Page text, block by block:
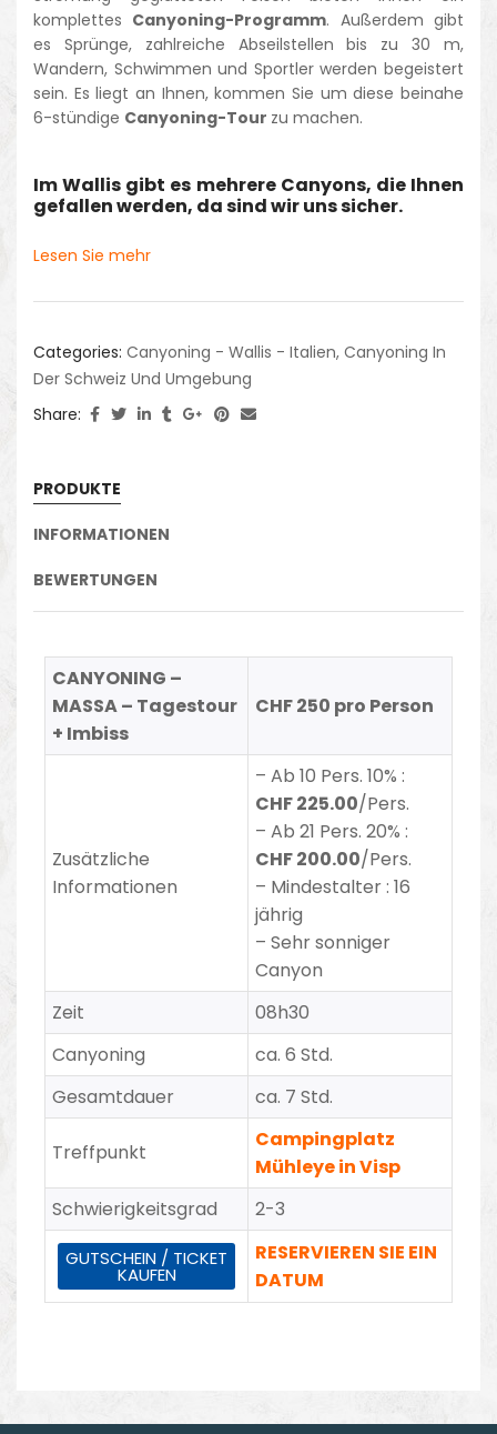
komplettes Canyoning-Programm. Außerdem gibt
es Sprünge, zahlreiche Abseilstellen bis zu 30 m,
Wandern, Schwimmen und Sportler werden begeistert
sein. Es liegt an Ihnen, kommen Sie um diese beinahe
6-stündige Canyoning-Tour zu machen.
Im Wallis gibt es mehrere Canyons, die Ihnen
gefallen werden, da sind wir uns sicher.
Lesen Sie mehr
Categories: Canyoning - Wallis - Italien, Canyoning In
Der Schweiz Und Umgebung
Share:
PRODUKTE
INFORMATIONEN
BEWERTUNGEN
CANYONING –
MASSA – Tagestour
+ Imbiss
CHF 250 pro Person
Zusätzliche
Informationen
–Ab 10 Pers. 10% :
CHF 225.00/Pers.
– Ab 21 Pers. 20% :
CHF 200.00/Pers.
– Mindestalter : 16
jährig
–Sehr sonniger
Canyon
Zeit
08h30
Canyoning
ca. 6 Std.
Gesamtdauer
ca. 7 Std.
Treffpunkt
Campingplatz
Mühleye in Visp
Schwierigkeitsgrad
2-3
GUTSCHEIN / TICKET
KAUFEN
RESERVIEREN SIE EIN
DATUM